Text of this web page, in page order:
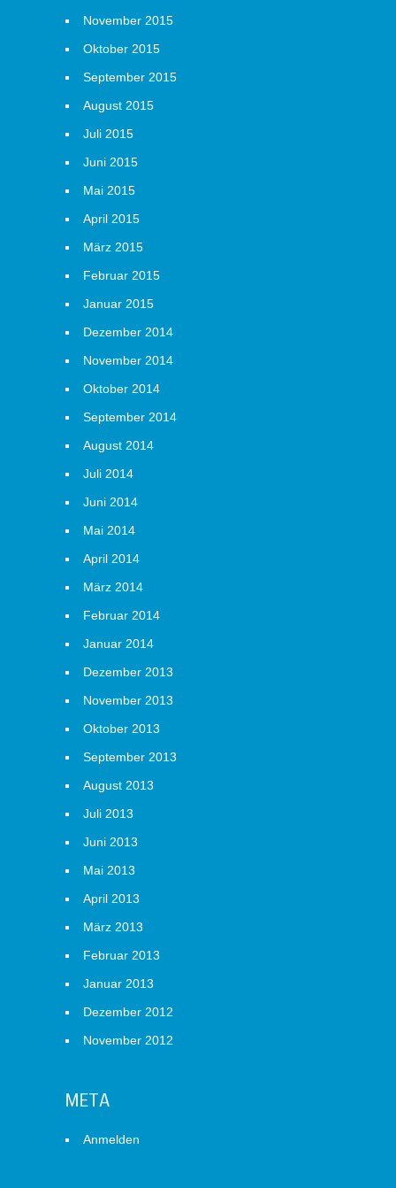
November 2015
Oktober 2015
September 2015
August 2015
Juli 2015
Juni 2015
Mai 2015
April 2015
März 2015
Februar 2015
Januar 2015
Dezember 2014
November 2014
Oktober 2014
September 2014
August 2014
Juli 2014
Juni 2014
Mai 2014
April 2014
März 2014
Februar 2014
Januar 2014
Dezember 2013
November 2013
Oktober 2013
September 2013
August 2013
Juli 2013
Juni 2013
Mai 2013
April 2013
März 2013
Februar 2013
Januar 2013
Dezember 2012
November 2012
META
Anmelden